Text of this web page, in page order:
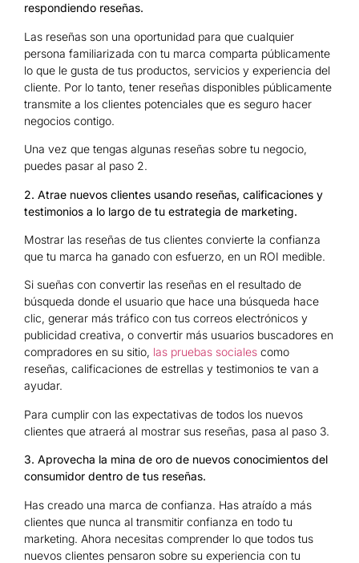
respondiendo reseñas.
Las reseñas son una oportunidad para que cualquier
persona familiarizada con tu marca comparta públicamente
lo que le gusta de tus productos, servicios y experiencia del
cliente. Por lo tanto, tener reseñas disponibles públicamente
transmite a los clientes potenciales que es seguro hacer
negocios contigo.
Una vez que tengas algunas reseñas sobre tu negocio,
puedes pasar al paso 2.
2. Atrae nuevos clientes usando reseñas, calificaciones y
testimonios a lo largo de tu estrategia de marketing.
Mostrar las reseñas de tus clientes convierte la confianza
que tu marca ha ganado con esfuerzo, en un ROI medible.
Si sueñas con convertir las reseñas en el resultado de
búsqueda donde el usuario que hace una búsqueda hace
clic, generar más tráfico con tus correos electrónicos y
publicidad creativa, o convertir más usuarios buscadores en
compradores en su sitio, las pruebas sociales como
reseñas, calificaciones de estrellas y testimonios te van a
ayudar.
Para cumplir con las expectativas de todos los nuevos
clientes que atraerá al mostrar sus reseñas, pasa al paso 3.
3. Aprovecha la mina de oro de nuevos conocimientos del
consumidor dentro de tus reseñas.
Has creado una marca de confianza. Has atraído a más
clientes que nunca al transmitir confianza en todo tu
marketing. Ahora necesitas comprender lo que todos tus
nuevos clientes pensaron sobre su experiencia con tu